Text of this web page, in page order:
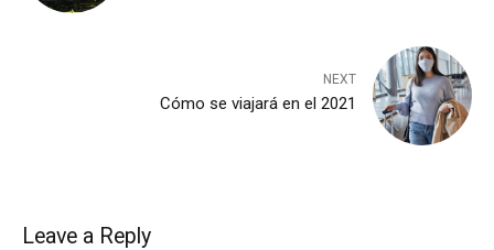
NEXT
Cómo se viajará en el 2021
Leave a Reply